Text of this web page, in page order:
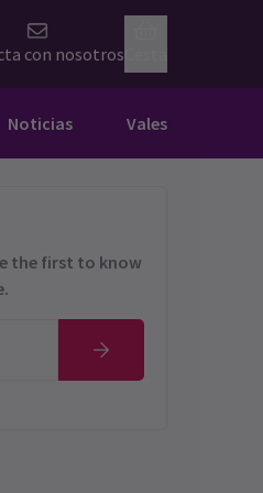
con nosotros
Noticias Vales
the first to know